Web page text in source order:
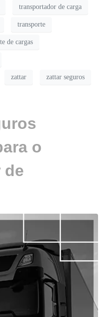
transportador de carga
transporte
de cargas
zattar zattar seguros
o
de